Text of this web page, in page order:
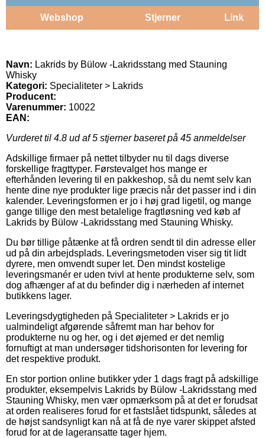
Webshop Stjerner Link
Navn: Lakrids by Bülow -Lakridsstang med Stauning
Whisky
Kategori: Specialiteter > Lakrids
Producent:
Varenummer: 10022
EAN:
Vurderet til 4.8 ud af 5 stjerner baseret på 45 anmeldelser
Adskillige firmaer på nettet tilbyder nu til dags diverse
forskellige fragttyper. Førstevalget hos mange er
efterhånden levering til en pakkeshop, så du nemt selv kan
hente dine nye produkter lige præcis når det passer ind i din
kalender. Leveringsformen er jo i høj grad ligetil, og mange
gange tillige den mest betalelige fragtløsning ved køb af
Lakrids by Bülow -Lakridsstang med Stauning Whisky.
Du bør tillige påtænke at få ordren sendt til din adresse eller
ud på din arbejdsplads. Leveringsmetoden viser sig tit lidt
dyrere, men omvendt super let. Den mindst kostelige
leveringsmanér er uden tvivl at hente produkterne selv, som
dog afhænger af at du befinder dig i nærheden af internet
butikkens lager.
Leveringsdygtigheden på Specialiteter > Lakrids er jo
ualmindeligt afgørende såfremt man har behov for
produkterne nu og her, og i det øjemed er det nemlig
fornuftigt at man undersøger tidshorisonten for levering for
det respektive produkt.
En stor portion online butikker yder 1 dags fragt på adskillige
produkter, eksempelvis Lakrids by Bülow -Lakridsstang med
Stauning Whisky, men vær opmærksom på at det er forudsat
at orden realiseres forud for et fastslået tidspunkt, således at
de højst sandsynligt kan nå at få de nye varer skippet afsted
forud for at de lageransatte tager hjem.